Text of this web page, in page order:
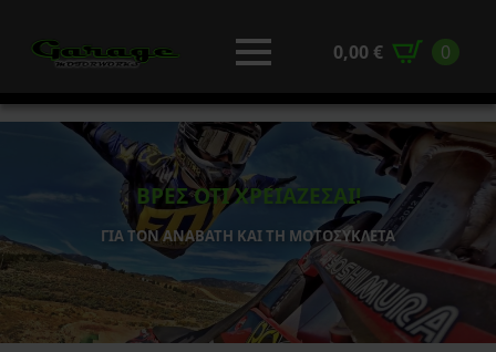
0,00 € 0
ΒΡΕΣ ΟΤΙ ΧΡΕΙΑΖΕΣΑΙ!
ΓΙΑ ΤΟΝ ΑΝΑΒΑΤΗ ΚΑΙ ΤΗ ΜΟΤΟΣΥΚΛΕΤΑ